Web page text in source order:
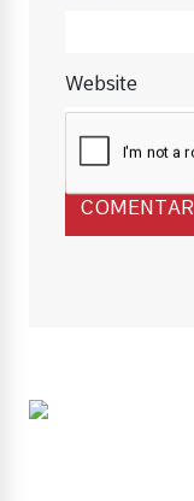
Website